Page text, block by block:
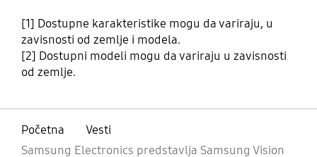
[1] Dostupne karakteristike mogu da variraju, u
zavisnosti od zemlje i modela.
[2] Dostupni modeli mogu da variraju u zavisnosti
od zemlje.
Početna
Vesti
Samsung Electronics predstavlja Samsung Vision